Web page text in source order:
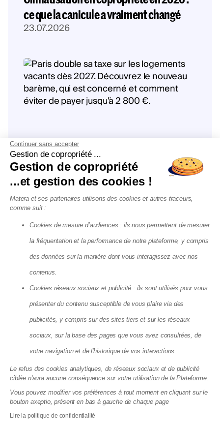
ce que la canicule a vraiment changé
23.07.2026
La taxe sur les logements vacants
double à Paris : jusqu'à 2 800 € par an
dès 2027
22.07.2026
Copropriété en faillite à Marseille : le
signal d'alarme que tout
copropriétaire doit connaître
13.07.2026
Continuer sans accepter
Gestion de copropriété ...
Gestion de copropriété
...et gestion des cookies !
Matera et ses partenaires utilisons des cookies et autres traceurs,
comme suit :
Cookies de mesure d’audiences : ils nous permettent de mesurer
la fréquentation et la performance de notre plateforme, y compris
des données sur la manière dont vous interagissez avec nos
contenus.
Cookies réseaux sociaux et publicité : ils sont utilisés pour vous
présenter du contenu susceptible de vous plaire via des
publicités, y compris sur des sites tiers et sur les réseaux
sociaux, sur la base des pages que vous avez consultées, de
votre navigation et de l'historique de vos interactions.
Le refus des cookies analytiques, de réseaux sociaux et de publicité
ciblée n'aura aucune conséquence sur votre utilisation de la Plateforme.
Vous pouvez modifier vos préférences à tout moment en cliquant sur le
bouton axeptio, présent en bas à gauche de chaque page
Lire la politique de confidentialité